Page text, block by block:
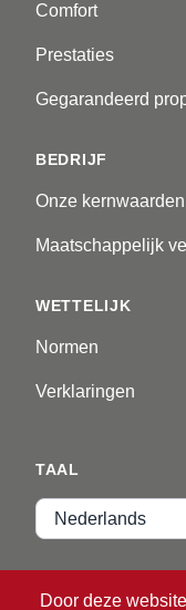
Comfort
Prestaties
Gegarandeerd
BEDRIJF
Onze kernwaarden
Maatschappelijk
WETTELIJK
Normen
Verklaringen
Door deze
TAAL
Taal